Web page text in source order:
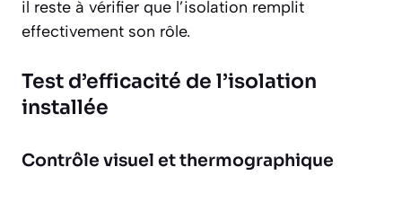
il reste à vérifier que l’isolation remplit
effectivement son rôle.
Test d’efficacité de l’isolation
installée
Contrôle visuel et thermographique